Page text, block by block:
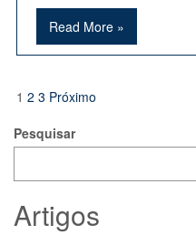
Read More »
Paginação
de
1 2 3 Próximo
Pesquisar
Artigos